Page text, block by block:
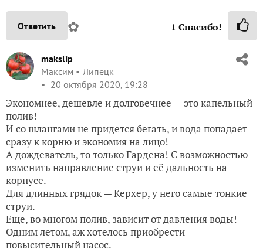
Ответить ✿ 1 Спасибо!
makslip
Максим
Липецк
20 октября 2020, 19:28
Экономнее, дешевле и долговечнее — это капельный
полив!
И со шлангами не придется бегать, и вода попадает
сразу к корню и экономия на лицо!
А дождеватель, то только Гардена! С возможностью
изменить направление струи и её дальность на
корпусе.
Для длинных грядок — Керхер, у него самые тонкие
струи.
Еще, во многом полив, зависит от давления воды!
Одним летом, аж хотелось приобрести
повысительный насос.